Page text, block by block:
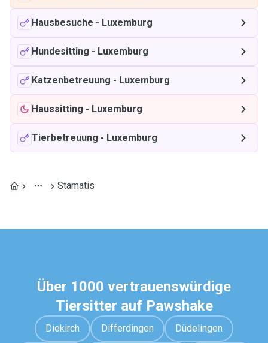
Hausbesuche - Luxemburg
Hundesitting - Luxemburg
Katzenbetreuung - Luxemburg
Haussitting - Luxemburg
Tierbetreuung - Luxemburg
Stamatis
Über 1000 vertrauenswürdige
Tiersitter auf Pawshake
Diekirch Differdingen Düdelingen